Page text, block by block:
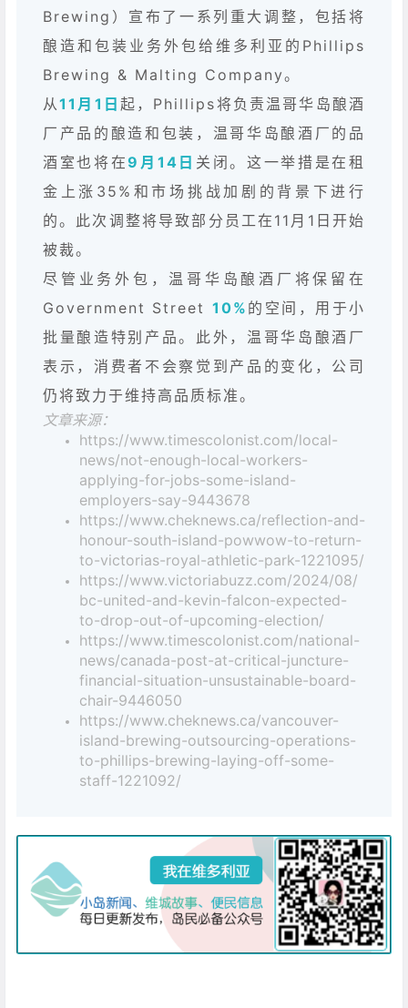
Brewing）宣布了一系列重大调整，包括将
酿造和包装业务外包给维多利亚的Phillips
Brewing & Malting Company。
从11月1日 起，Phillips将负责温哥华岛酿酒
厂产品的酿造和包装，温哥华岛酿酒厂的品
酒室也将在9月14日 关闭。这一举措是在租
金上涨35%和市场挑战加剧的背景下进行
的。此次调整将导致部分员工在11月1日开始
被裁。
尽管业务外包，温哥华岛酿酒厂将保留在
Government Street 10% 的空间，用于小
批量酿造特别产品。此外，温哥华岛酿酒厂
表示，消费者不会察觉到产品的变化，公司
仍将致力于维持高品质标准。
文章来源：
https://www.timescolonist.com/local-
news/not-enough-local-workers-
applying-for-jobs-some-island-
employers-say-9443678
https://www.cheknews.ca/reflection-and-
honour-south-island-powwow-to-return-
to-victorias-royal-athletic-park-1221095/
https://www.victoriabuzz.com/2024/08/
bc-united-and-kevin-falcon-expected-
to-drop-out-of-upcoming-election/
https://www.timescolonist.com/national-
news/canada-post-at-critical-juncture-
financial-situation-unsustainable-board-
chair-9446050
https://www.cheknews.ca/vancouver-
island-brewing-outsourcing-operations-
to-phillips-brewing-laying-off-some-
staff-1221092/